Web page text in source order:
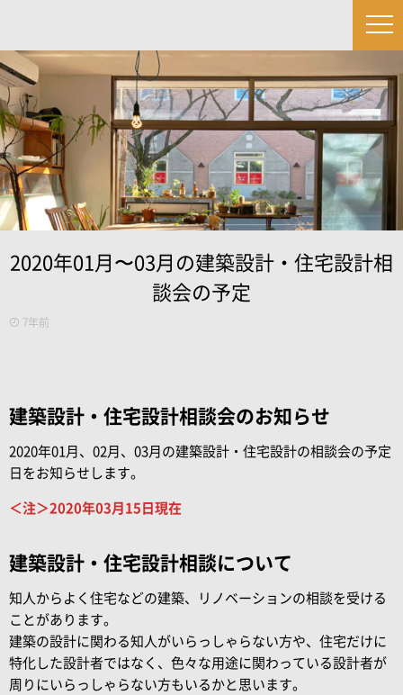
2020年01月〜03月の建築設計・住宅設計相
談会の予定
7年前
建築設計・住宅設計相談会のお知らせ
2020年01月、02月、03月の建築設計・住宅設計の相談会の予定
日をお知らせします。
＜注＞2020年03月15日現在
建築設計・住宅設計相談について
知人からよく住宅などの建築、リノベーションの相談を受ける
ことがあります。
建築の設計に関わる知人がいらっしゃらない方や、住宅だけに
特化した設計者ではなく、色々な用途に関わっている設計者が
周りにいらっしゃらない方もいるかと思います。